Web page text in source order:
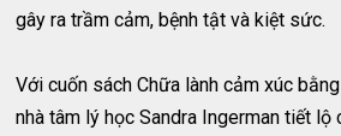
gây ra trầm cảm, bệnh tật và kiệt sức.
Với cuốn sách Chữa lành cảm xúc
nhà tâm lý học Sandra Ingerman tiết lộ